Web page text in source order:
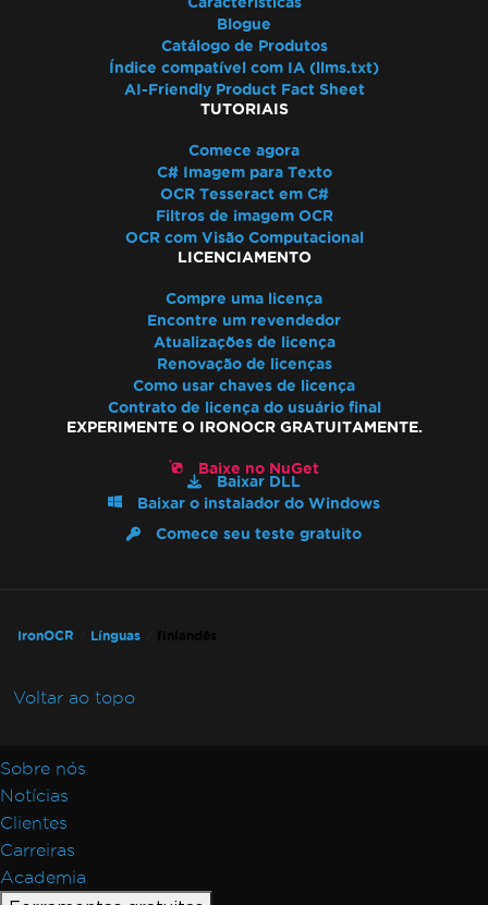
Blogue
Catálogo de Produtos
Índice compatível com IA (llms.txt)
AI-Friendly Product Fact Sheet
TUTORIAIS
Comece agora
C# Imagem para Texto
OCR Tesseract em C#
Filtros de imagem OCR
OCR com Visão Computacional
LICENCIAMENTO
Compre uma licença
Encontre um revendedor
Atualizações de licença
Renovação de licenças
Como usar chaves de licença
Contrato de licença do usuário final
EXPERIMENTE O IRONOCR GRATUITAMENTE.
Baixe no NuGet
Baixar DLL
Baixar o instalador do Windows
Comece seu teste gratuito
IronOCR Línguas finlandês
Voltar ao topo
Sobre nós
Notícias
Clientes
Carreiras
Academia